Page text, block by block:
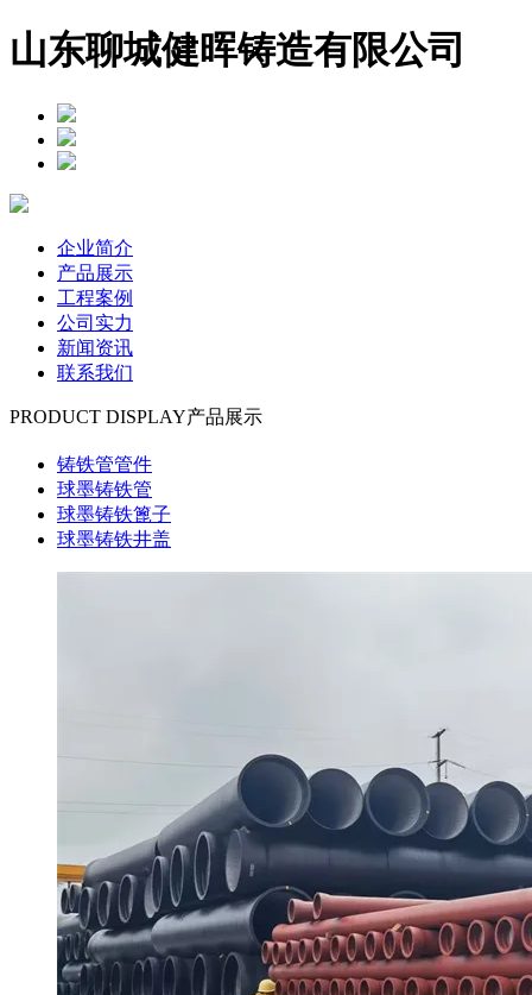
山东聊城健晖铸造有限公司
企业简介
产品展示
工程案例
公司实力
新闻资讯
联系我们
PRODUCT DISPLAY产品展示
铸铁管管件
球墨铸铁管
球墨铸铁篦子
球墨铸铁井盖